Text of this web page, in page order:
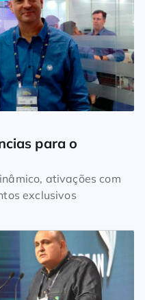
para o
ativações com
exclusivos